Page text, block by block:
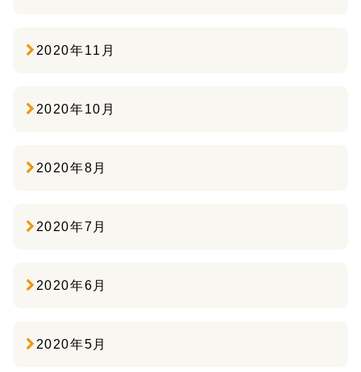
2020年11月
2020年10月
2020年8月
2020年7月
2020年6月
2020年5月